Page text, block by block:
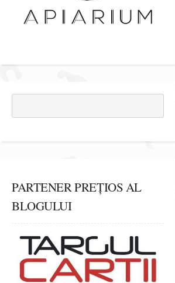
PARTENER PREȚIOS AL
BLOGULUI